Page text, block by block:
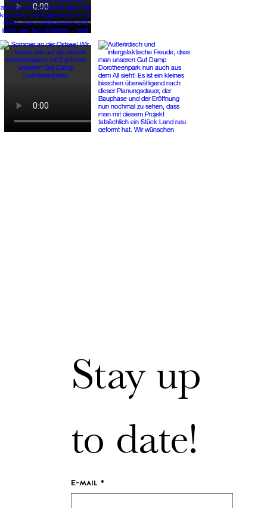
Stay up
to date!
E-mail *